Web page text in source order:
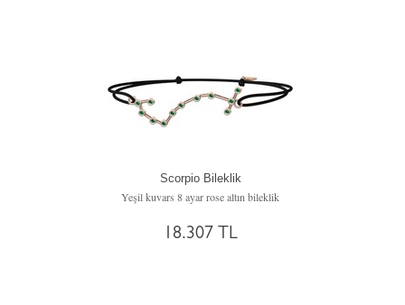
Scorpio Bileklik
Yeşil kuvars 8 ayar rose altın bileklik
18.307 TL